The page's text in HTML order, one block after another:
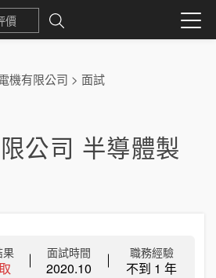
機有限公司 > 面試
公司 半導體製
果 面試時間
2020.10
職務經驗
不到 1 年